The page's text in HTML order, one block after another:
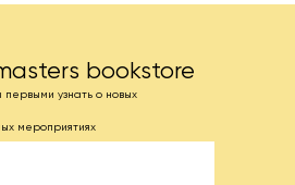
bookstore
первыми узнать о новых
мероприятиях